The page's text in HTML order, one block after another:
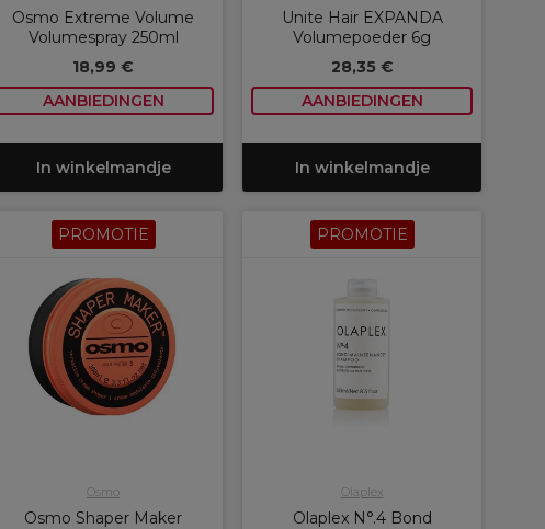
Osmo Extreme Volume
Volumespray 250ml
18,99 €
AANBIEDINGEN
In winkelmandje
Unite Hair EXPANDA
Volumepoeder 6g
28,35 €
AANBIEDINGEN
In winkelmandje
PROMOTIE
Osmo
Osmo Shaper Maker
PROMOTIE
Olaplex
Olaplex N°.4 Bond